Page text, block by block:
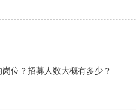
位？招募人数大概有多少？